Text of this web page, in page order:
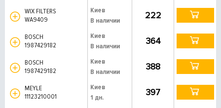
WIX FILTERS
WA9409
Киев
В наличии
222
BOSCH
1987429182
Киев
В наличии
364
BOSCH
1987429182
Киев
В наличии
388
MEYLE
11123210001
Киев
1 дн.
397